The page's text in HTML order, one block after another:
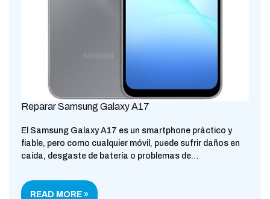
Reparar Samsung Galaxy A17
El Samsung Galaxy A17 es un smartphone práctico y
fiable, pero como cualquier móvil, puede sufrir daños en
caída, desgaste de batería o problemas de…
READ MORE »